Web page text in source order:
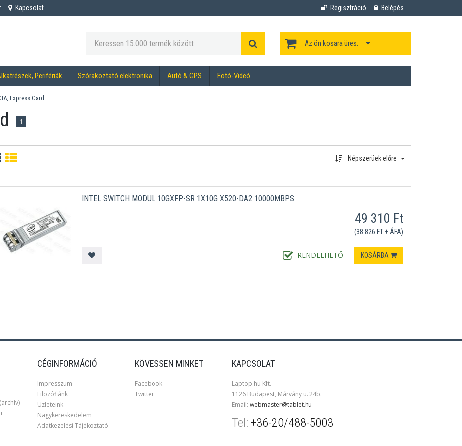
Kapcsolat Regisztráció Belépés
Az ön kosara üres.
Perifériák Szórakoztató elektronika Autó & GPS Fotó-Videó
Express Card
1
Népszerüek előre
INTEL SWITCH MODUL 10GXFP-SR 1X10G X520-DA2 10000MBPS
RENDELHETŐ
49 310 Ft
(38 826 FT + ÁFA)
KOSÁRBA
CÉGINFORMÁCIÓ
Impresszum
Filozófiánk
Üzleteink
Nagykereskedelem
Adatkezelési Tájékoztató
KÖVESSEN MINKET
Facebook
Twitter
KAPCSOLAT
Laptop.hu Kft.
1126 Budapest, Márvány u. 24b.
Email: webmaster@tablet.hu
Tel: +36-20/488-5003